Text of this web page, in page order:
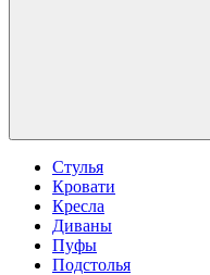
Стулья
Кровати
Кресла
Диваны
Пуфы
Подстолья